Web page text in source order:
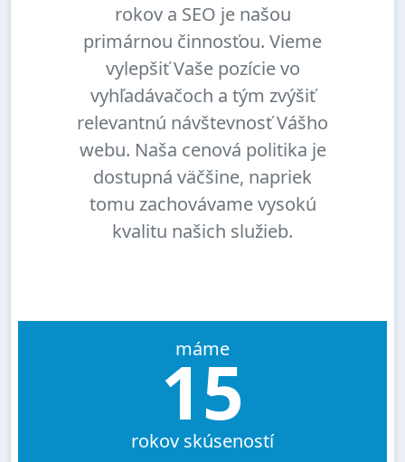
rokov a SEO je našou
primárnou činnosťou. Vieme
vylepšiť Vaše pozície vo
vyhľadávačoch a tým zvýšiť
relevantnú návštevnosť Vášho
webu. Naša cenová politika je
dostupná väčšine, napriek
tomu zachovávame vysokú
kvalitu našich služieb.
máme
15
rokov skúseností